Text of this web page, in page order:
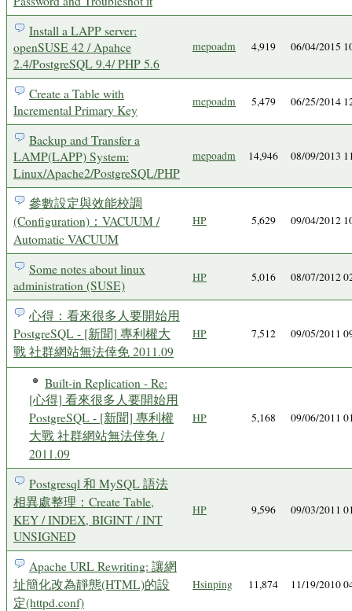
Install a LAPP server:
openSUSE 42 / Apahce
2.4/PostgreSQL 9.4/ PHP 5.6
mepoadm 4,919 06/04/2015
Create a Table with
Incremental Primary Key
mepoadm 5,479 06/25/2014
Backup and Transfer a
LAMP(LAPP) System:
Linux/Apache2/PostgreSQL/PHP
mepoadm 14,946 08/09/2013
參數設定與效能校調
(Configuration)：VACUUM /
Automatic VACUUM
HP 5,629 09/04/2012
Some notes about linux
administration (SUSE)
HP 5,016 08/07/2012
心得：看來很多人要開始用
PostgreSQL - [新聞] 專利權大
戰 社群網站無法倖免 2011.09
HP 7,512 09/05/2011
Built-in Replication - Re:
[心得] 看來很多人要開始用
PostgreSQL - [新聞] 專利權
大戰 社群網站無法倖免 /
2011.09
HP 5,168 09/06/2011
Postgresql 和 MySQL 語法
相異處整理：Create Table,
KEY / INDEX, BIGINT / INT
UNSIGNED
HP 9,596 09/03/2011
Apache URL Rewriting: 讓網
址簡化改為靜態(HTML)的設
定(httpd.conf)
Hsinping 11,874 11/19/2010